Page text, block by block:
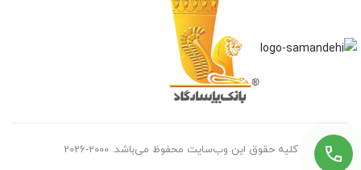
کلیه حقوق این وب‌سایت محفوظ می‌باشد. 2000-2026